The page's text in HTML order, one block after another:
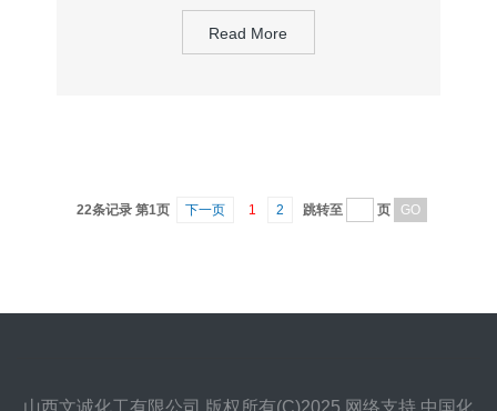
Read More
22条记录 第1页 下一页 1 2 跳转至 页
山西文诚化工有限公司 版权所有(C)2025 网络支持 中国化